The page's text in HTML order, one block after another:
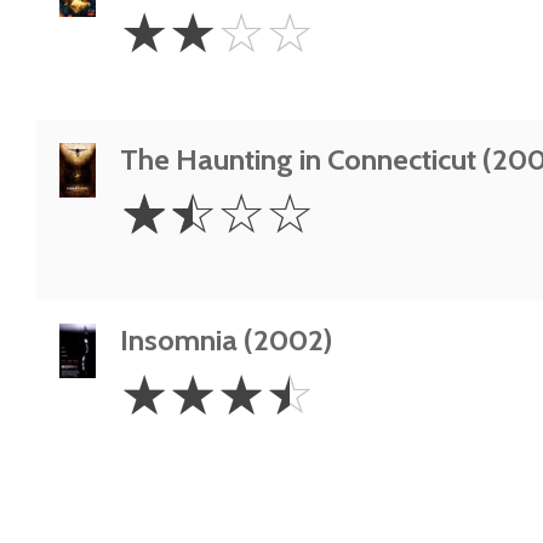
Stars
☆☆☆☆
The Haunting in Connecticut
1.5
Stars
☆☆☆☆
Insomnia (2002)
3.5
Stars
☆☆☆☆